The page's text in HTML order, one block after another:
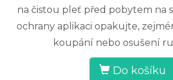
na čistou pleť před pobytem na
ochrany aplikaci opakujte,
koupání nebo osušení
Do košíku